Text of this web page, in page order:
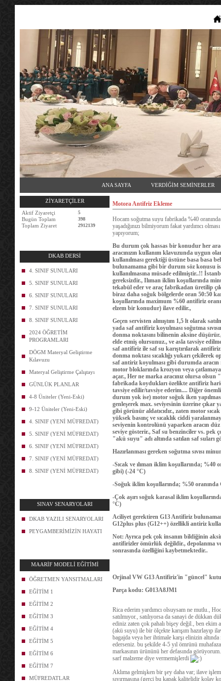
ANA SAYFA VERDİĞİM SEMİNERLER
ZİYARETÇİLER
Aktif Ziyaretçi
5
Bugün Toplam 398
Toplam Ziyaret 2912139
DKAB DERSİ
4. SINIF SUNULARI
5. SINIF SUNULARI
6. SINIF SUNULARI
7. SINIF SUNULARI
8. SINIF SUNULARI
2024 ÖĞRETİM
PROGRAMLARI
DÖGM Materyal Geliştirme
Kılavuzu
Materyal Geliştirme Çalıştayı
GÜNLÜK PLANLAR
4-8 Üniteler (Yeni-Eski)
9-12 Üniteler (Yeni-Eski)
4. SINIF (YENİ MÜFREDAT)
5. SINIF (YENİ MÜFREDAT)
6. SINIF (YENİ MÜFREDAT)
7. SINIF (YENİ MÜFREDAT)
8. SINIF (YENİ MÜFREDAT)
SINAV SENARYOLARI
DKAB YAZILI SENARYOLARI
PEYGAMBERİMİZİN HAYATI
MAARİF MODELİ EĞİTİMİ
ÖĞRETMEN YANSITMALARI
EĞİTİM 1
EĞİTİM 2
EĞİTİM 3
EĞİTİM 4
EĞİTİM 5
EĞİTİM 6
EĞİTİM 7
MÜFREDATLAR
Motora Antifriz Ekleme
Hocam soğutma suyu fabrikada %40
yaşadığınızı bilmiyorum fakat yardımcı
yapıyorum;
Bu durum çok hassas bir konudur her
aracınızın kullanım klavuzunda uygun
kullanılması gerektiği üstüne basa basa
bulunamama gibi bir durum söz konusu
kullanılmasına müsade edilmiştir..!!
gereksizdir., Ilıman iklim koşullarında
tekabül eder ve araç fabrikadan üretilip
biraz daha soğuk bölgelerde oran 50:50
koşullarında maximum %60 antifiriz
elzem bir konudur) ilave edilir.,
Geçen servisten almıştım 1,5 lt olarak
yada saf antifiriz koyulması soğutma
donma noktasını bilinenin aksine
elde etmiş olursunuz., ve asla tavsiye
saf antifiriz ile saf su karıştırılarak
donma noktası sıcaklığı yukarı çekilerek
saf antiriz koyulması gibi durumda
motor bloklarında krozyon veya
açar., Her ne marka aracınız olursa
fabrikada koydukları özelikte antifiriz
tavsiye edilir/tavsiye ederim.... Diğer
durum yok ise) motor soğuk iken
genleşerek max. seviyesinin üzerine çıkar
gibi görünür aldatıcıdır., zaten motor
yüksek basınç ve sıcaklık ciddi
seviyenin kontrolünü yaparken aracın
seviye gösterir., Saf su benzinciler vs.
"akü suyu" adı altında satılan saf suları
Hazırlanması gereken soğutma sıvısı
-Sıcak ve ılıman iklim koşullarında;
gibi) (-24 °C)
-Soğuk iklim koşullarında; %50
-Çok aşırı soğuk karasal iklim
°C)
Aciliyet gerektiren G13 Antifiriz
G12plus plus (G12++) özellikli antiriz
Not: Ayrıca pek çok insanın bildiğinin
antifirizler ömürlük değildir., depolanma
sonrasında özelliğini kaybetmektedir..
Orjinal VW G13 Antifiriz'in "güncel"
Parça kodu: G013A8JM1
Rica ederim yardımcı olsuysam ne mutlu.,
satılmıyor., satılıyorsa da sanayi de dükkan
ediniz zaten çok pahalı bişey değil., ben ekim
(akü suyu) ile bir ölçekte karışım hazırlayıp
bagajda veya her ihtimale karşı elinizin
ederseniz. bu şekilde 4-5 yıl ömrünü
markasının ürününü her defasında
sarf malzeme diye vermemişlerdi
Aklıma gelmişken bir şey daha var; ilave
sıyırmasına (gerçi bu kapak kalitelidir kolay